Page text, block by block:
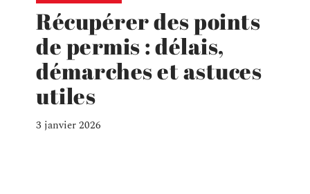
Récupérer des points
de permis : délais,
démarches et astuces
utiles
3 janvier 2026